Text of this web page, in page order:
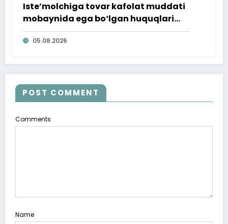
Iste’molchiga tovar kafolat muddati
mobaynida ega bo‘lgan huquqlari
ta’minlab berildi
05.08.2026
POST COMMENT
Comments
Name